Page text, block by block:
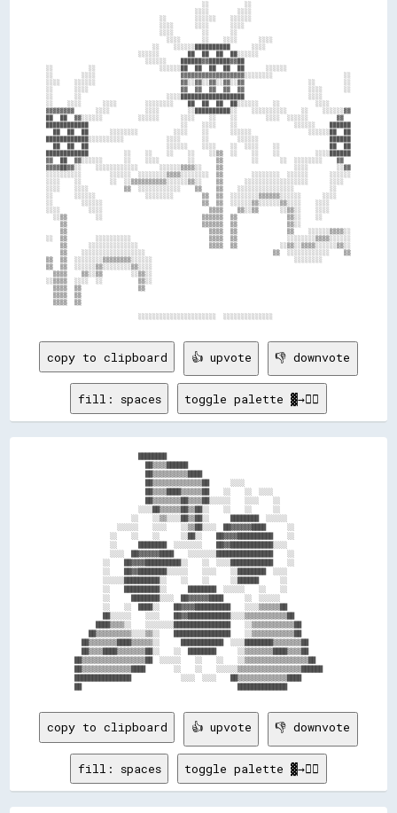
                                            ░░          ░░
                                          ░░░░        ░░░░
                                ░░        ░░░░░░    ░░░░░░
                                ░░░░      ░░░░      ░░░░
                                ░░░░        ░░      ░░
                                  ░░░░      ░░    ░░░░      ░░░░
                              ░░    ░░░░░░██████████      ░░░░
                          ░░░░░░        ██  ██  ██  ██░░░░░░
                            ░░░░░░    ██████▓▓██████▓▓██
░░          ░░                  ░░░░░░██  ██  ██  ██  ██      ░░░░░░
░░        ░░░░                        ▓▓▓▓▓▓▓▓▓▓▓▓▓▓▓▓▓▓░░░░░░░░                    ░░
░░░░    ░░░░░░                        ▓▓░░▓▓░░▓▓░░▓▓░░▓▓                  ░░        ░░
░░      ░░░░                          ▓▓  ▓▓  ▓▓  ▓▓  ▓▓                  ░░░░      ░░
░░      ░░                        ░░░░██████████████████                  ░░░░
░░    ░░░░      ░░░░        ░░░░░░░░    ██  ██  ██  ██░░░░░░    ░░          ░░░░
▓▓▓▓▓▓▓▓      ░░░░          ░░░░        ░░██████████░░    ░░░░░░░░░░    ░░    ░░░░░░▓▓
██  ██  ▓▓░░░░░░          ░░░░░░      ░░░░    ░░    ░░        ░░░░  ░░░░░░        ▓▓
████████████                          ░░    ░░░░    ░░                ░░░░░░    ██████
  ██  ██  ██      ░░░░░░░░          ░░░░    ░░      ░░░░░░                ░░░░░░██  ██
████████████░░░░░░░░░░            ░░░░      ░░        ░░░░░░                    ██████
  ██  ██  ██                      ░░░░░░    ░░░░    ░░  ░░░░    ░░              ██  ██
████████████          ░░    ░░    ░░    ░░    ░░▒▒  ░░    ░░    ░░          ░░░░██████
▓▓  ██  ▓▓░░░░░░      ░░    ░░░░        ░░      ▒▒        ░░      ░░  ░░░░░░░░    ▓▓
▓▓▓▓██▓▓░░    ░░░░░░░░░░░░      ░░░░░░▒▒▒▒░░    ▒▒                    ░░░░        ░░▓▓
░░░░░░░░░░        ░░░░░░  ░░░░░░░░▒▒▒▒░░░░░░░░  ▒▒        ░░░░░░░░  ░░░░░░      ░░░░░░
░░░░    ░░        ░░  ░░▒▒▒▒▒▒▒▒▒▒░░░░░░▒▒░░    ▒▒      ░░░░░░░░░░░░░░░░░░      ░░░░
░░░░    ░░░░          ▒▒  ░░░░░░░░░░░░    ▒▒    ▒▒    ░░░░░░░░░░░░░░░░          ░░
░░      ░░░░░░              ░░░░░░░░        ▒▒  ▒▒  ░░░░░░░░▒▒▒▒▒▒░░░░░░      ░░░░
░░        ░░░░░░                            ▒▒  ▒▒  ░░░░░░▒▒░░░░░░▒▒░░░░    ░░░░
░░░░        ░░░░                              ▒▒▒▒    ▒▒░░▒▒      ░░▒▒░░    ░░░░
  ░░▒▒        ░░                            ▒▒▒▒▒▒  ▒▒              ▒▒░░    ░░
    ▒▒                                      ▒▒▒▒▒▒  ▒▒              ▒▒░░
    ▒▒                                        ▒▒▒▒  ▒▒              ▒▒    ░░░░░░▒▒▒▒░░
░░  ▒▒        ░░░░░░░░░░                      ▒▒▒▒  ▒▒              ░░░░░░░░▒▒▒▒░░░░░░
    ▒▒      ░░░░░░░░░░░░░░                    ▒▒▒▒  ▒▒            ░░▒▒░░▒▒▒▒░░░░░░▒▒░░
    ▒▒    ░░░░░░░░░░░░░░░░░░                                    ▒▒  ░░░░░░░░░░░░    ▒▒
▒▒  ▒▒  ░░░░░░░░▒▒▒▒▒▒▒▒░░░░░░                                        ░░░░░░░░
▒▒  ▒▒  ░░░░░░▒▒░░░░░░░░▒▒░░░░
  ▒▒▒▒    ▒▒░░▒▒        ░░▒▒░░
░░▒▒▒▒  ░░░░  ░░          ▒▒░░
  ▒▒▒▒  ▒▒                ▒▒
  ▒▒▒▒  ▒▒
  ▒▒▒▒  ▒▒
copy to clipboard 👍 upvote 👎 downvote
fill: spaces toggle palette ▓→✊🏽
                  ████████
                    ██▒▒▒▒██████
                    ██▒▒▒▒▒▒▒▒▒▒████
                    ██▒▒▒▒▒▒▒▒▒▒▒▒▒▒██      ░░░░
                    ██▒▒▒▒████▒▒▒▒▒▒██    ░░    ░░  ░░░░
                    ██▒▒▒▒▒▒▒▒██▒▒▒▒██░░░░░░    ░░░░    ░░
                  ░░░░██▒▒▒▒▒▒██▒▒██░░    ░░    ░░      ░░
                ░░    ░░▒▒░░░░██▒▒██░░      ████████  ░░░░░░
            ░░░░░░    ░░░░    ░░▒▒██░░░░  ██▓▓▓▓▓▓████      ░░
          ░░    ░░    ░░      ░░██░░    ██▓▓▓▓██████████    ░░
          ░░      ████████  ░░░░░░░░    ██▓▓████████████░░░░
          ░░░░  ██▓▓▓▓▓▓████    ░░░░░░░░████████████████    ░░
        ░░    ██▓▓▓▓██████████░░    ░░  ░░░░████████████    ░░
        ░░    ██▓▓████████░░░░░░    ░░░░    ░░████████  ░░░░
        ░░░░░░██████████░░    ░░    ░░      ░░██████      ░░
        ░░    ██████████░░      ████████  ░░░░░░    ░░    ░░
        ░░      ████████░░░░  ██▓▓▓▓▓▓████      ░░  ░░░░░░
        ░░    ░░  ████░░    ██▓▓▓▓██████████    ░░░░▒▒▒▒▒▒██
        ██░░░░░░    ░░░░    ██▓▓████████████░░░░▒▒▒▒▒▒▒▒▒▒▒▒██
      ████▒▒▒▒░░    ░░░░░░░░████████████████    ░░▒▒▒▒▒▒▒▒▒▒▒▒██
    ██▒▒▒▒▒▒▒▒▒▒░░░░▒▒░░    ████████████████    ░░▒▒▒▒▒▒▒▒▒▒▒▒██
  ██▒▒▒▒▒▒▒▒████▒▒▒▒▒▒░░      ████████████  ░░░░████████▒▒▒▒▒▒▒▒██
  ██▒▒▒▒████▒▒▒▒▒▒▒▒██░░    ░░  ████████      ░░▒▒▒▒▒▒▒▒████▒▒▒▒██
██▒▒▒▒▒▒▒▒▒▒▒▒▒▒▒▒▒▒██  ░░░░░░    ░░    ░░    ░░▒▒▒▒▒▒▒▒▒▒▒▒▒▒▒▒▒▒██
██▒▒▒▒▒▒▒▒▒▒▒▒▒▒████        ░░    ░░    ░░░░░░▒▒▒▒▒▒▒▒▒▒▒▒▒▒▒▒▒▒██████
████████████████              ░░░░  ░░░░    ██▒▒▒▒▒▒▒▒▒▒▒▒▒▒████
copy to clipboard 👍 upvote 👎 downvote
fill: spaces toggle palette ▓→✊🏽